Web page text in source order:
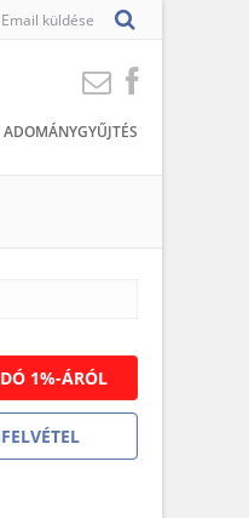
Email küldése
ADOMÁNYGYŰJTÉS
1%-ÁRÓL